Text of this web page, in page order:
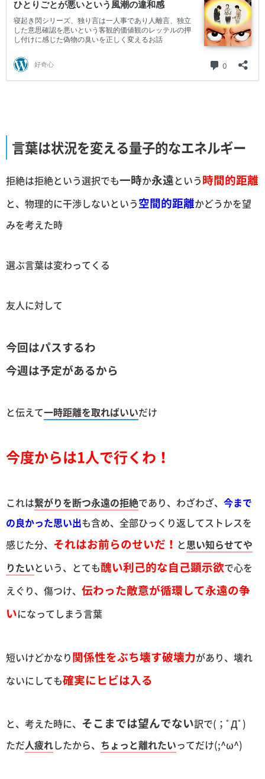
言葉は状況を変える量子的なエネルギー
拒絶は拒絶という選択でも一時か永遠という時間的距離
と、物理的に干渉しないという空間的距離かどうかを望
みを考えた時
選ぶ言葉は変わってくる
友人に対して
今回はパスするわ
今週は予定があるから
と伝えて一時距離を取ればいいだけ
今度からは1人で行くわ！
これは繋がりを断つ永遠の拒絶であり、わざわざ、 今まで
の良かった思い出も含め、全部ひっくり返してストレスを
感じた分、 それはお前らのせいだ！ と思い知らせてや
りたいという、とても醜い利己的な自己顕示欲で心を
えぐり、傷つけ、 伝わった敵意が循環して永遠の争
いになってしまう言葉
短いけどかなり関係性をぶち壊す破壊力があり、壊れ
ないにしても確実にヒビは入る
と、考えた時に、 そこまでは望んでない訳で(；ﾟДﾟ)
ただ人疲れしたから、 ちょっと離れたいってだけ(;^ω^)